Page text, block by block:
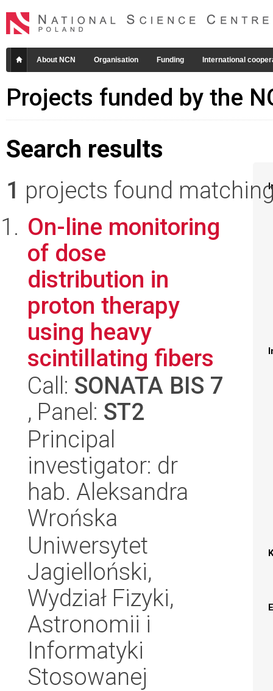
About NCN Organisation Funding International
Projects funded by the
Search results
1 projects found
On-line monitoring
of dose
distribution in
proton therapy
using heavy
scintillating fibers
Call: SONATA BIS 7
, Panel: ST2
Principal
investigator: dr
hab. Aleksandra
Wrońska
Uniwersytet
Jagielloński,
Wydział Fizyki,
Astronomii i
Informatyki
Stosowanej